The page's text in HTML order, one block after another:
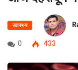
स्वास्थ्य
0 433